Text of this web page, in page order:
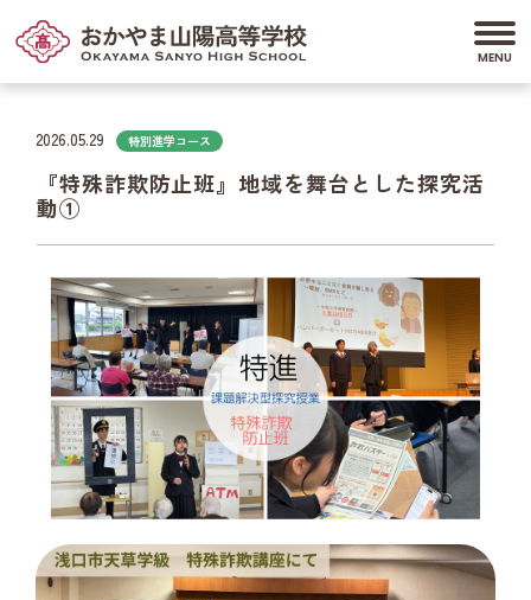
2026.05.29 特別進学コース
『特殊詐欺防止班』地域を舞台とした探究活
動①